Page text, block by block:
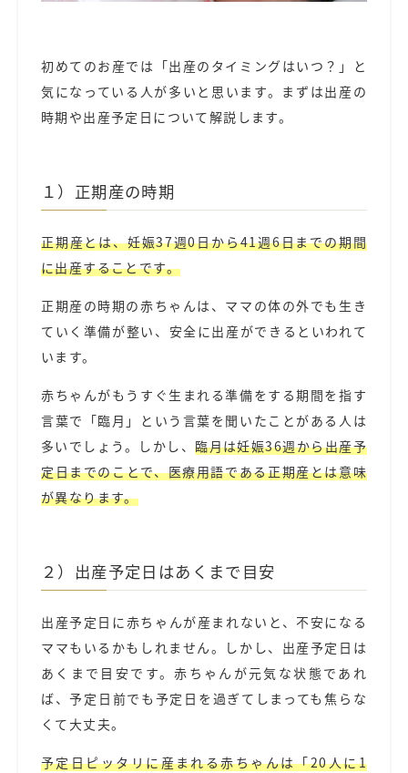
初めてのお産では「出産のタイミングはいつ？」と
気になっている人が多いと思います。まずは出産の
時期や出産予定日について解説します。
１）正期産の時期
正期産とは、妊娠37週0日から41週6日までの期間
に出産することです。
正期産の時期の赤ちゃんは、ママの体の外でも生き
ていく準備が整い、安全に出産ができるといわれて
います。
赤ちゃんがもうすぐ生まれる準備をする期間を指す
言葉で「臨月」という言葉を聞いたことがある人は
多いでしょう。しかし、臨月は妊娠36週から出産予
定日までのことで、医療用語である正期産とは意味
が異なります。
２）出産予定日はあくまで目安
出産予定日に赤ちゃんが産まれないと、不安になる
ママもいるかもしれません。しかし、出産予定日は
あくまで目安です。赤ちゃんが元気な状態であれ
ば、予定日前でも予定日を過ぎてしまっても焦らな
くて大丈夫。
予定日ピッタリに産まれる赤ちゃんは「20人に1